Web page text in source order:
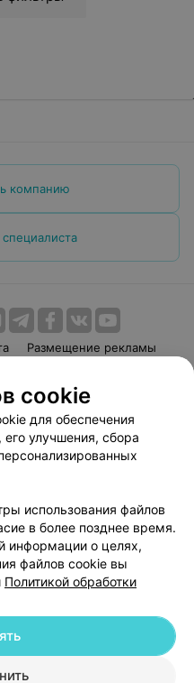
компанию
Размещение рекламы
Способы оплаты
Партнеры
103.by
данных
| 220012, Республика Беларусь,
пом. 16 | help@103.by
cookie
для обеспечения
его улучшения, сбора
использования файлов
в более позднее время.
информации о целях,
файлов cookie вы
Политикой обработки